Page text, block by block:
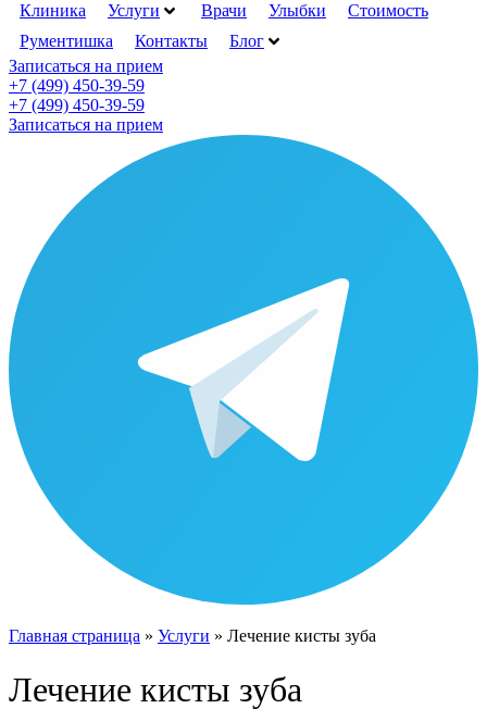
Клиника Услуги Врачи Улыбки
Стоимость
Рументишка
Контакты
Блог
Записаться на прием
+7 (499) 450-39-59
+7 (499) 450-39-59
Записаться на прием
Главная страница » Услуги » Лечение кисты зуба
Лечение кисты зуба